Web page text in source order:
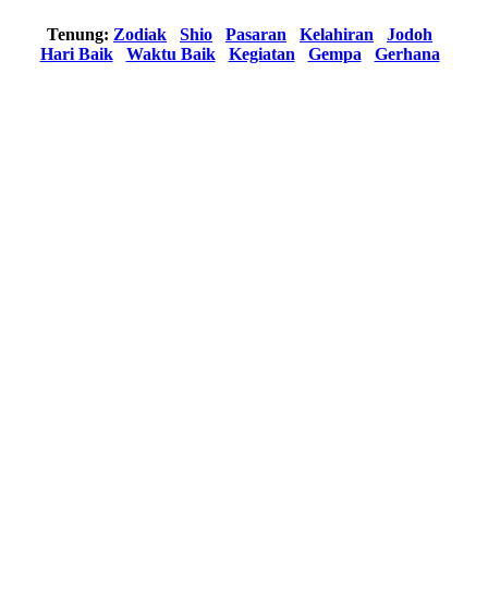
Tenung: Zodiak Shio Pasaran Kelahiran
Jodoh
Hari Baik
Waktu Baik Kegiatan Gempa Gerhana